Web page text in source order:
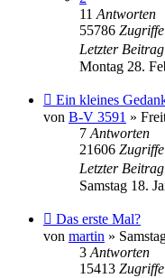
11Antworten
55786 Zugriffe
Letzter Beitrag
Montag 28.
Ein kleines
von B-V 3591 »
7Antworten
21606 Zugriffe
Letzter Beitrag
Samstag 18.
Das erste Mal?
von martin »
3Antworten
15413 Zugriffe